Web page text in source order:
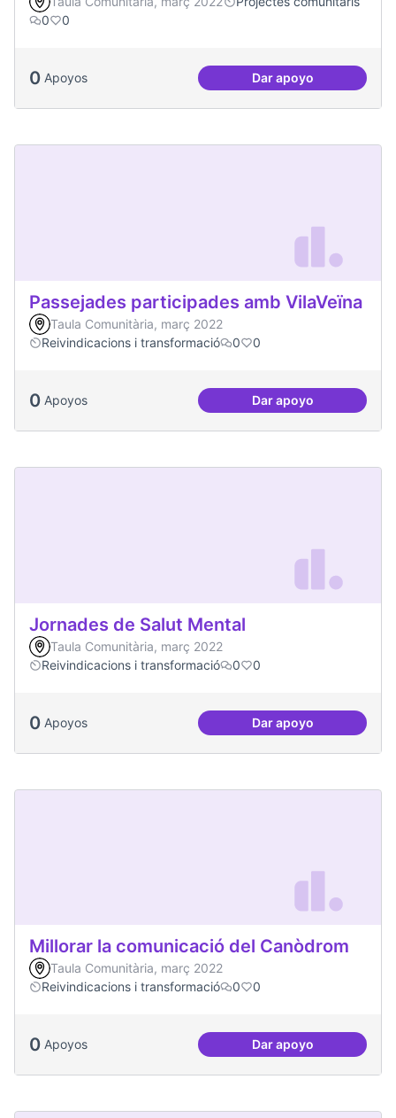
0
0
0 Apoyos Dar apoyoMés voluntariat
Passejades participades amb VilaVeïna
Taula Comunitària, març 2022
Reivindicacions i transformació
0 0
0 Apoyos Dar apoyoPassejades
Jornades de Salut Mental
Taula Comunitària, març 2022
Reivindicacions i transformació
0 0
0 Apoyos Dar apoyoJornades de Salut
Millorar la comunicació del Canòdrom
Taula Comunitària, març 2022
Reivindicacions i transformació
0 0
0 Apoyos Dar apoyo
Millorar la